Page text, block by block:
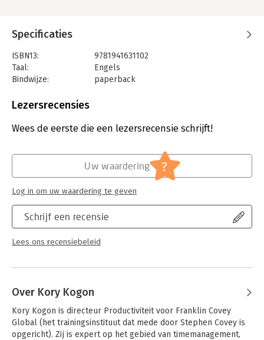
Specificaties
ISBN13:
9781941631102
Taal:
Engels
Bindwijze:
paperback
Uitgever:
Lezersrecensies
Wees de eerste die een lezersrecensie schrijft!
Schrijf een recensie
Lees ons recensiebeleid
Uw waardering ?
Log in om uw waardering te geven
Over Kory Kogon
Kory Kogon is directeur Productiviteit voor Franklin Covey
Global (het trainingsinstituut dat mede door Stephen Covey is
opgericht). Zij is expert op het gebied van timemanagement,